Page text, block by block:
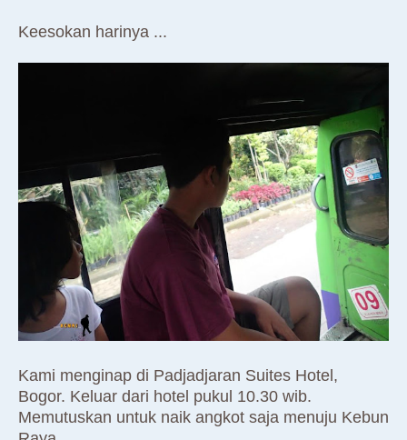
Keesokan harinya ...
Kami menginap di Padjadjaran Suites Hotel,
Bogor. Keluar dari hotel pukul 10.30 wib.
Memutuskan untuk naik angkot saja menuju Kebun